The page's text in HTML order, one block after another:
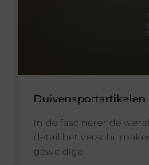
In de fascinerende
detail het verschil
geweldige